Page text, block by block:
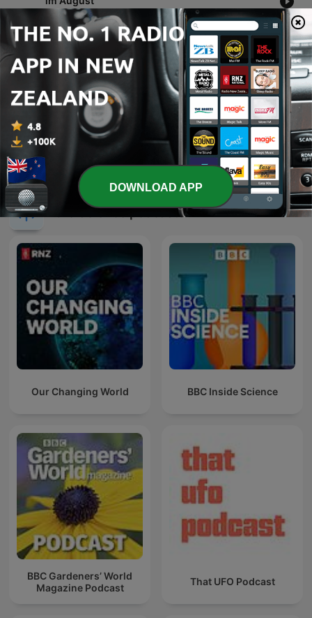
In dieser Episode diskutieren Stefan Geier und Franzi Konitzer astronomische Highlights im August, darunter die Perseiden und eine partielle Mondfinsternis. Ein zentrales Thema ist die zunehmende Bedrohung des Nachthimmels durch künstliche Satellitenkonstellationen von Unternehmen wie SpaceX. Zudem beleuchten die Sprecher die Pläne des US-Startups Reflect Orbital, das durch ein Netzwerk aus spiegelartigen Satelliten künstliche Lichtkegel auf der Erde erzeugen möchte. Während solche Projekte Vorteile für Nachtarbeit oder Solarenergie versprechen, werden die massiven negativen Auswirkungen auf die professionelle Astronomie und die Sichtbarkeit des natürlichen Nachthimmels kritisch diskutiert.
03 Aug 2026
3611 - Tracking von Wildtieren (1) – Storch Hansi
verpasst den Vogelzug
Dieser Podcast erzählt die Geschichte von Hansi, einem jungen Storch aus Brandenburg, der aufgrund seines späten Schlüpfens den Anschluss an seine Artgenossen verliert. Durch moderne Biologger können Forscher seinen irreführenden Flugweg über die Alpen bis nach Bayern verfolgen, wo er eine menschliche Verbindung zu Landwirten in Winhöring aufnahm. Nach seiner Zeit in Bayern folgte Hansis Reise nach Afrika, die jedoch im gefährdeten Gebiet des Sudan endete. Sein Verschwinden wird vermutlich auf Jagd oder Raubtiere zurückgeführt, während sein Beispiel verdeutlicht, wie sich Zugrouten und Verhaltensweisen an veränderte Bedingungen anpassen können.
01 Aug 2026
Show more episodes
More Science podcasts
See all
Our Changing World BBC Inside Science
BBC Gardeners’ World
Magazine Podcast
That UFO Podcast
DOWNLOAD APP